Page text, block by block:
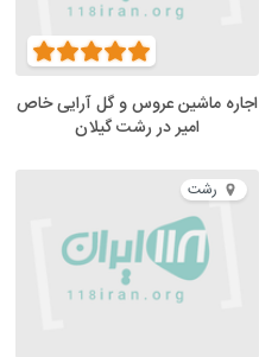
اجاره ماشین عروس و گل آرایی خاص
امیر در رشت گیلان
رشت